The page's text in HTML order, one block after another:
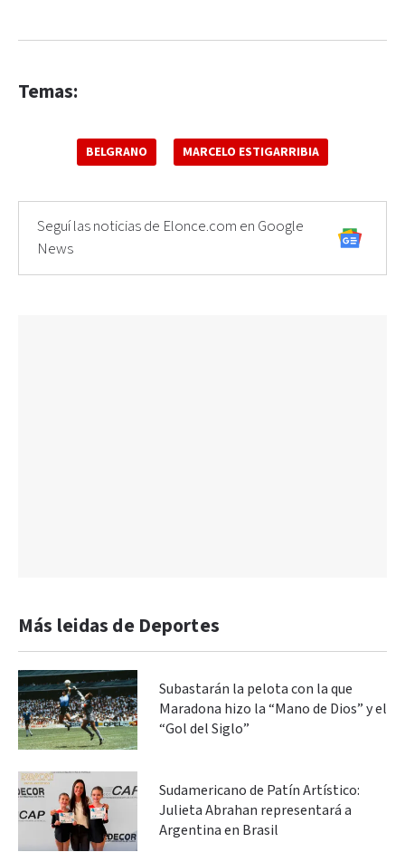
Temas:
BELGRANO MARCELO ESTIGARRIBIA
Seguí las noticias de Elonce.com en Google
News
Más leidas de Deportes
Subastarán la pelota con la que
Maradona hizo la “Mano de Dios” y el
“Gol del Siglo”
Sudamericano de Patín Artístico:
Julieta Abrahan representará a
Argentina en Brasil